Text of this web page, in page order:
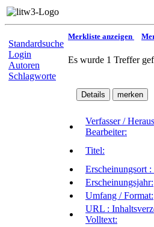
Standardsuche
Login
Autoren
Schlagworte
Merkliste anzeigen
Es wurde 1 Treffer
Verfasser /
Bearbeiter:
Titel:
Erscheinungsort :
Erscheinungsjahr:
Umfang / Format:
URL :
Volltext: